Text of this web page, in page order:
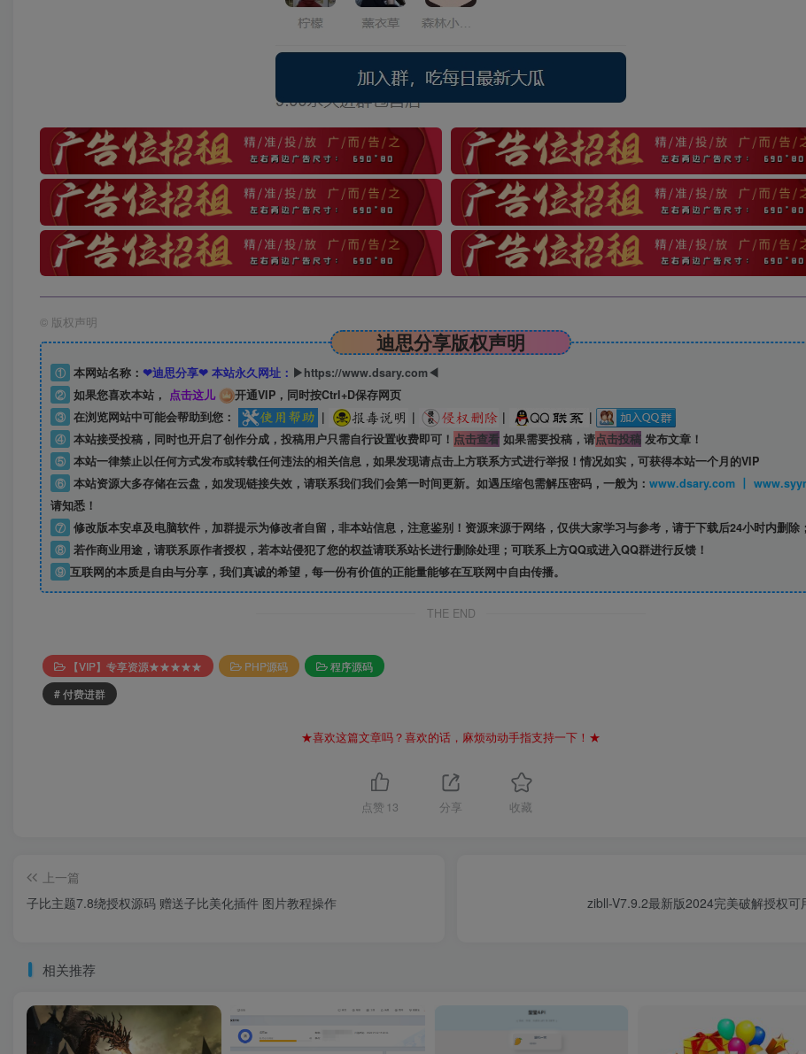
© 版权声明
迪思分享版权声明
① 本网站名称： ❤迪思分享❤ 本站永久网址： ▶https://www.dsary.com◀
② 如果您喜欢本站， 点击这儿
开通VIP，同时按Ctrl+D保存网页
③ 在浏览网站中可能会帮助到您： | | |
|
④ 本站接受投稿，同时也开启了创作分成，投稿用户只需自行设置收费即可！ 点击查看如果需要投稿，请点击投稿发布文章！
⑤ 本站一律禁止以任何方式发布或转载任何违法的相关信息，如果发现请点击上方联系方式进行举报！情况如实，可获得本站一个月的VIP
⑥ 本站资源大多存储在云盘，如发现链接失效，请联系我们我们会第一时间更新。如遇压缩包需解压密码，一般为：
www.dsary.com 丨
请知悉！
⑦ 修改版本安卓及电脑软件，加群提示为修改者自留， 非本站信息，注意鉴别！资源来源于网络，仅供大家学习与参考，请于下载后24小时内删除；
⑧ 若作商业用途，请联系原作者授权，若本站侵犯了您的权益请联系站长进行删除处理；可联系上方QQ或进入QQ群进行反馈！
⑨ 互联网的本质是自由与分享，我们真诚的希望，每一份有价值的正能量能够在互联网中自由传播。
THE END
【VIP】专享资源★★★★★ PHP源码
程序源码
# 付费进群
★喜欢这篇文章吗？喜欢的话，麻烦动动手指支持一下！★
点赞 13 分享 收藏
上一篇
子比主题7.8绕授权源码 赠送子比美化插件 图片教程操作
zibll-V7.9.2最新版2024完美破解授权可
相关推荐